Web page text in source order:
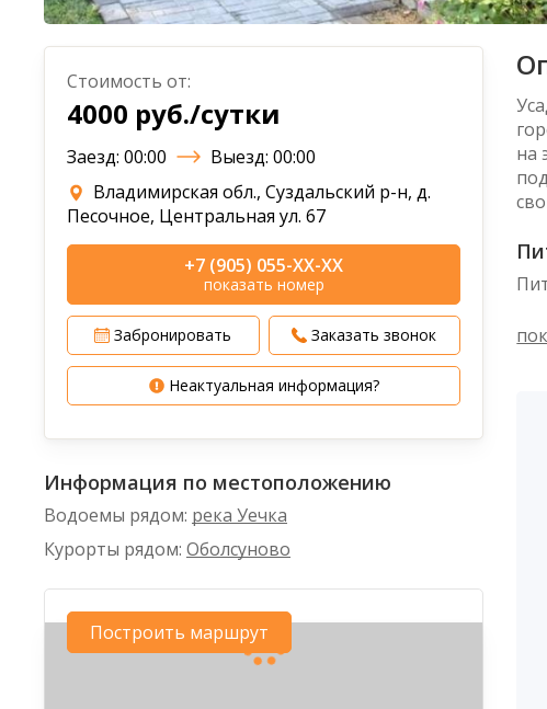
Стоимость от:
4000 руб./сутки
Заезд: 00:00
Выезд: 00:00
Владимирская обл., Суздальский р-н, д.
Песочное, Центральная ул. 67
+7 (905) 055-XX-XX
показать номер
Забронировать Заказать звонок
Неактуальная информация?
Информация по местоположению
Водоемы рядом: река Уечка
Курорты рядом: Оболсуново
Построить маршрут
на